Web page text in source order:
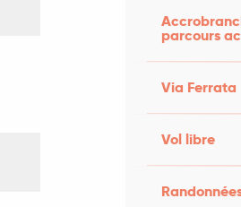
parcours
Via Ferrata
Vol libre